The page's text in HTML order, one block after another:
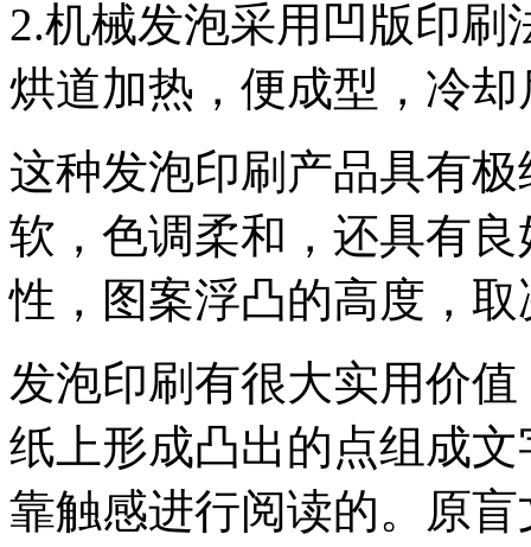
2.机械发泡采用凹版印
烘道加热，便成型，冷
这种发泡印刷产品具有
软，色调柔和，还具有
性，图案浮凸的高度，
发泡印刷有很大实用价
纸上形成凸出的点组成
靠触感进行阅读的。原